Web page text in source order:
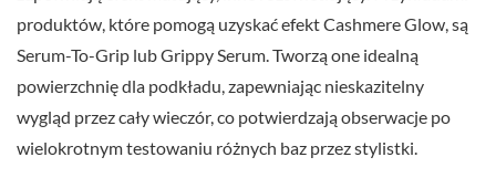
produktów, które pomogą uzyskać efekt Cashmere Glow, są
Serum-To-Grip lub Grippy Serum. Tworzą one idealną
powierzchnię dla podkładu, zapewniając nieskazitelny
wygląd przez cały wieczór, co potwierdzają obserwacje po
wielokrotnym testowaniu różnych baz przez stylistki.